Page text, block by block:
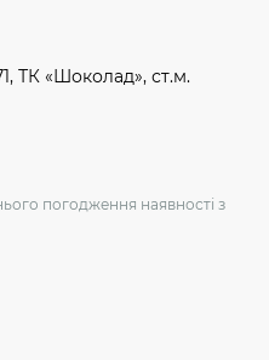
ТК «Шоколад», ст.м.
погодження наявності з